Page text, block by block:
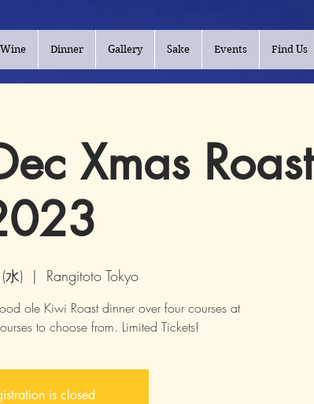
Wine Dinner Gallery Sake Events Find Us
Xmas Roast
水)
  |
Rangitoto Tokyo
ole Kiwi Roast dinner over four courses at
to choose from. Limited Tickets!
is closed